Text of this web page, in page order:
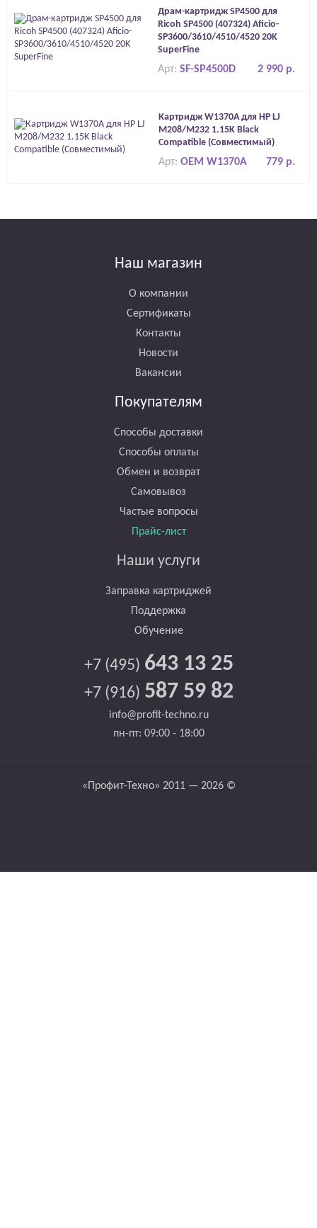
Драм-картридж SP4500 для
Ricoh SP4500 (407324) Aficio-
SP3600/3610/4510/4520 20K
SuperFine
2 990 р.
Арт: SF-SP4500D
Картридж W1370A для HP LJ
M208/M232 1.15K Black
Compatible (Совместимый)
779 р.
Арт: OEM W1370A
Наш магазин
О компании
Сертификаты
Контакты
Новости
Вакансии
Покупателям
Способы доставки
Способы оплаты
Обмен и возврат
Самовывоз
Частые вопросы
Прайс-лист
Наши услуги
Заправка картриджей
Поддержка
Обучение
+7 (495) 643 13 25
+7 (916) 587 59 82
info@profit-techno.ru
пн-пт: 09:00 - 18:00
«Профит-Техно» 2011 — 2026 ©